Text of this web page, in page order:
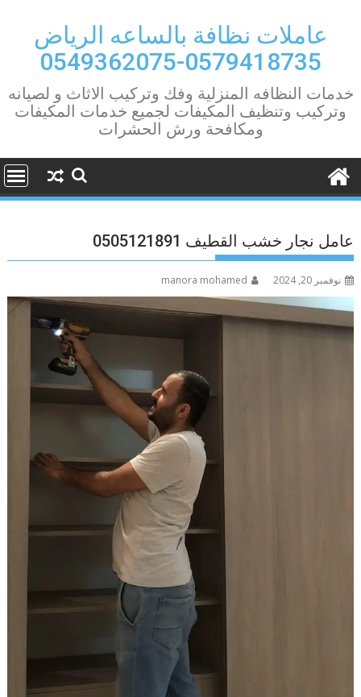
contentعاملات نظافة بالساعه الرياض
0579418735-0549362075
خدمات النظافه المنزلية وفك وتركيب الاثاث و لصيانه
وتركيب وتنظيف المكيفات لجميع خدمات المكيفات
ومكافحة ورش الحشرات
عامل نجار خشب القطيف 0505121891
نوفمبر 20, 2024 manora mohamed